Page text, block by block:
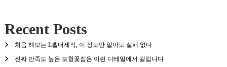
Recent Posts
처음 해보는 L홀더제작, 이 정도만 알아도 실패 없다
진짜 만족도 높은 포항꽃집은 이런 디테일에서 갈립니다